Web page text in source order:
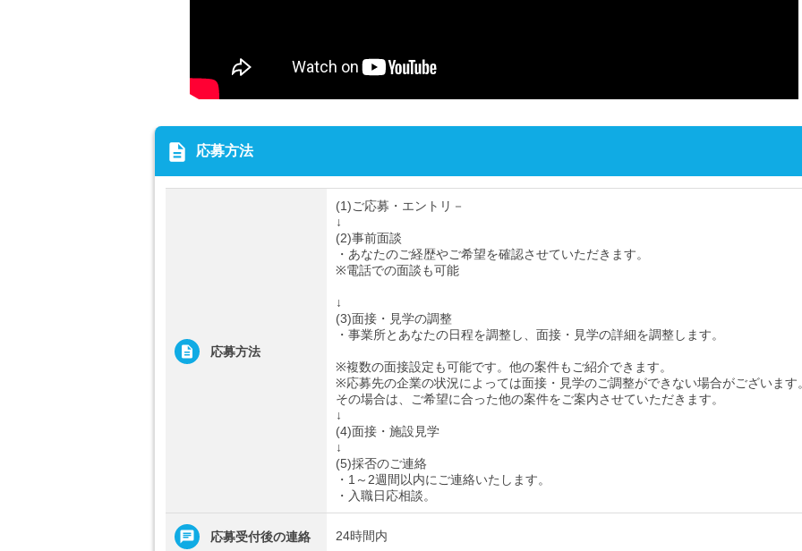
description 応募方法
応募方法
(1)ご応募・エントリ－
↓
(2)事前面談
・あなたのご経歴やご希望を確認させていただきます。
※電話での面談も可能
↓
(3)面接・見学の調整
・事業所とあなたの日程を調整し、面接・見学の詳細を調整します。
※複数の面接設定も可能です。他の案件もご紹介できます。
※応募先の企業の状況によっては面接・見学のご調整ができない場合がございます
その場合は、ご希望に合った他の案件をご案内させていただきます。
↓
(4)面接・施設見学
↓
(5)採否のご連絡
・1～2週間以内にご連絡いたします。
・入職日応相談。
応募受付後の連絡 24時間内